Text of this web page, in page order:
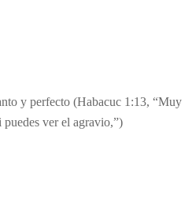
y perfecto (Habacuc 1:13, “Muy
ver el agravio,”)